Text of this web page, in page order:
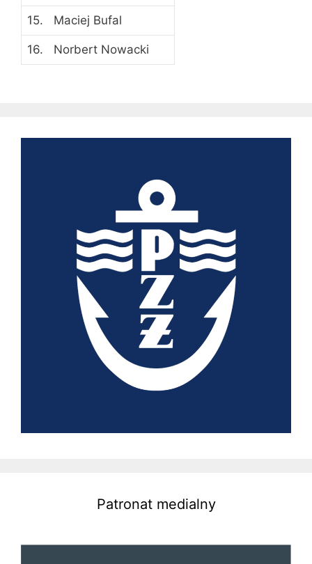
15. Maciej Bufal
16. Norbert Nowacki
Patronat medialny